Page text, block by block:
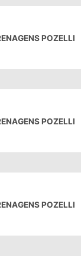
POZELLI
POZELLI
POZELLI